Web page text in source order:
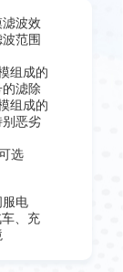
波效
范围
组成的
滤除
组成的
恶劣
选
服电
、充